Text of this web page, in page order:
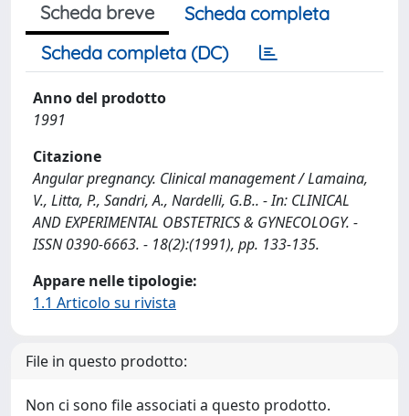
Scheda breve
Scheda completa
Scheda completa (DC)
Anno del prodotto
1991
Citazione
Angular pregnancy. Clinical management / Lamaina,
V., Litta, P., Sandri, A., Nardelli, G.B.. - In: CLINICAL
AND EXPERIMENTAL OBSTETRICS & GYNECOLOGY. -
ISSN 0390-6663. - 18(2):(1991), pp. 133-135.
Appare nelle tipologie:
1.1 Articolo su rivista
File in questo prodotto:
Non ci sono file associati a questo prodotto.